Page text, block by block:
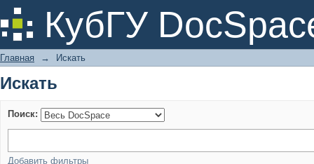
КубГУ
Искать
Главная → Искать
Искать
Поиск:
Добавить фильтры